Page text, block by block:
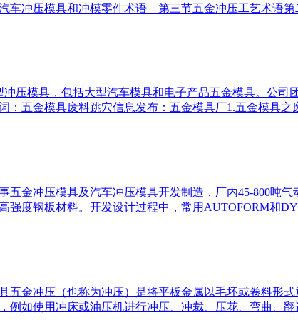
冲压模具和冲模零件术语 第三节五金冲压工艺术语第
压模具，包括大型汽车模具和电子产品五金模具。公
：五金模具废料跳穴信息发布：五金模具厂1.五金模具之
五金冲压模具及汽车冲压模具开发制造，厂内45-800吨
强度钢板材料。开发设计过程中，常用AUTOFORM和
五金冲压（也称为冲压）是将平板金属以毛坯或卷料形
例如使用冲床或油压机进行冲压、冲裁、压花、弯曲、